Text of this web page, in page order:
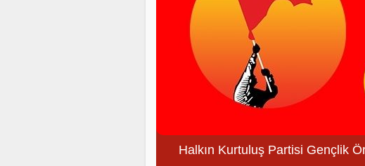
Halkın Kurtuluş Partisi Gençlik